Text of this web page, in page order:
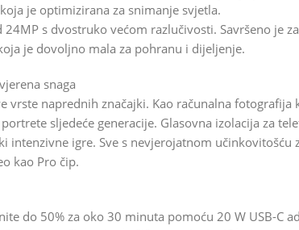
je optimizirana za snimanje svjetla.
s dvostruko većom razlučivosti. Savršeno je
je dovoljno mala za pohranu i dijeljenje.
snaga
vrste naprednih značajki. Kao računalna fotografija
sljedeće generacije. Glasovna izolacija za
intenzivne igre. Sve s nevjerojatnom učinkovitošću
kao Pro čip.
do 50% za oko 30 minuta pomoću 20 W USB-C